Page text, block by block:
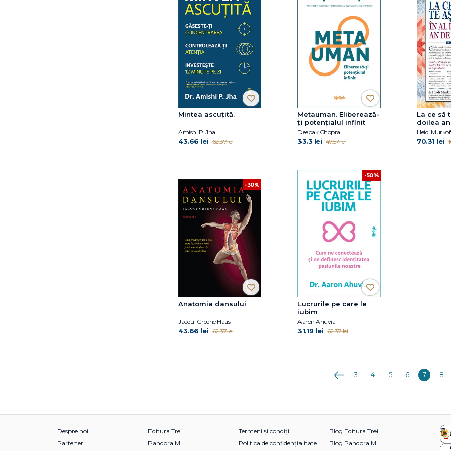
Nicole Vignola
Oprah Winfrey
Patrick Milroy
Mintea ascuțită.
Amishi P. Jha
43.66 lei 62.37 lei
Metauman. Eliberează-
ţi potenţialul infinit
Deepak Chopra
33.3 lei 47.57 lei
La ce să
doilea
la 12 la
Heidi
70.31 lei
-30%
Anatomia dansului
Jacqui Greene Haas
43.66 lei 62.37 lei
-50%
Lucrurile pe care le
iubim
Aaron Ahuvia
31.19 lei 62.37 lei
Anterioara
3 4 5 6 7 8
Despre noi
Parteneri
Editura Trei
Pandora M
Termeni și condiții
Politica de confidențialitate
Blog Editura Trei
Blog Pandora M